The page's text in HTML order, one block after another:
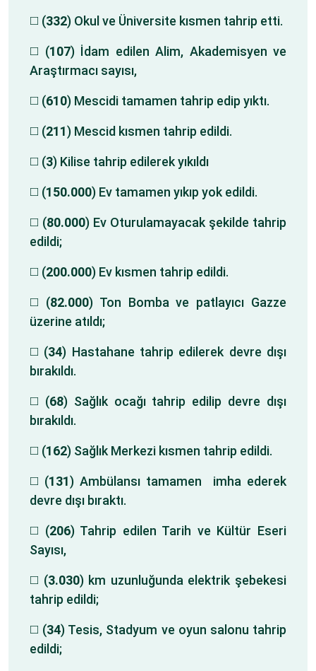
◻️ (332) Okul ve Üniversite kısmen tahrip etti.
◻️ (107) İdam edilen Alim, Akademisyen ve
Araştırmacı sayısı,
◻️ (610) Mescidi tamamen tahrip edip yıktı.
◻️ (211) Mescid kısmen tahrip edildi.
◻️ (3) Kilise tahrip edilerek yıkıldı
◻️ (150.000) Ev tamamen yıkıp yok edildi.
◻️ (80.000) Ev Oturulamayacak şekilde tahrip
edildi;
◻️ (200.000) Ev kısmen tahrip edildi.
◻️ (82.000) Ton Bomba ve patlayıcı Gazze
üzerine atıldı;
◻️ (34) Hastahane tahrip edilerek devre dışı
bırakıldı.
◻️ (68) Sağlık ocağı tahrip edilip devre dışı
bırakıldı.
◻️ (162) Sağlık Merkezi kısmen tahrip edildi.
◻️ (131) Ambülansı tamamen imha ederek
devre dışı bıraktı.
◻️ (206) Tahrip edilen Tarih ve Kültür Eseri
Sayısı,
◻️ (3.030) km uzunluğunda elektrik şebekesi
tahrip edildi;
◻️ (34) Tesis, Stadyum ve oyun salonu tahrip
edildi;